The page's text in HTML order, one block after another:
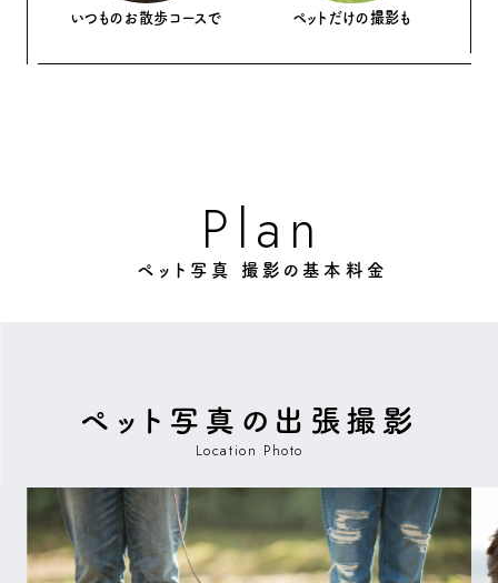
いつものお散歩コースで ペットだけの撮影も
Pla n
ペット写真 撮影の基本料金
ペット写真の出張撮影
Location Photo